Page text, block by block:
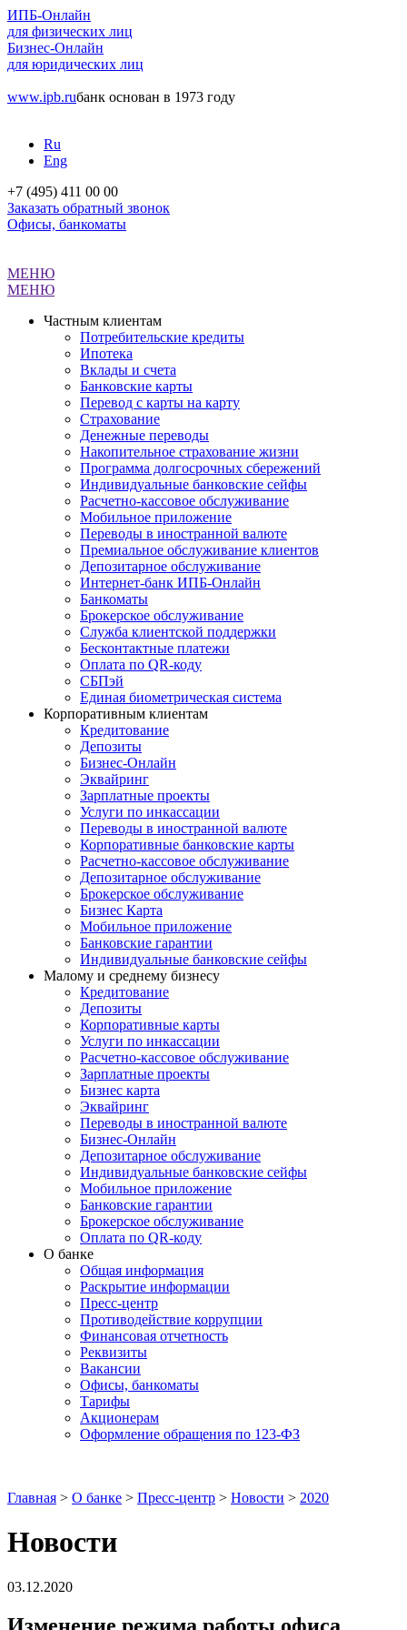
ИПБ-Онлайн
для физических лиц
Бизнес-Онлайн
для юридических лиц
www.ipb.ruбанк основан в 1973 году
Ru
Eng
+7 (495) 411 00 00
Заказать обратный звонок
Офисы, банкоматы
МЕНЮ
МЕНЮ
Частным клиентам
Потребительские кредиты
Ипотека
Вклады и счета
Банковские карты
Перевод с карты на карту
Страхование
Денежные переводы
Накопительное страхование жизни
Программа долгосрочных сбережений
Индивидуальные банковские сейфы
Расчетно-кассовое обслуживание
Мобильное приложение
Переводы в иностранной валюте
Премиальное обслуживание клиентов
Депозитарное обслуживание
Интернет-банк ИПБ-Онлайн
Банкоматы
Брокерское обслуживание
Служба клиентской поддержки
Бесконтактные платежи
Оплата по QR-коду
СБПэй
Единая биометрическая система
Корпоративным клиентам
Кредитование
Депозиты
Бизнес-Онлайн
Эквайринг
Зарплатные проекты
Услуги по инкассации
Переводы в иностранной валюте
Корпоративные банковские карты
Расчетно-кассовое обслуживание
Депозитарное обслуживание
Брокерское обслуживание
Бизнес Карта
Мобильное приложение
Банковские гарантии
Индивидуальные банковские сейфы
Малому и среднему бизнесу
Кредитование
Депозиты
Корпоративные карты
Услуги по инкассации
Расчетно-кассовое обслуживание
Зарплатные проекты
Бизнес карта
Эквайринг
Переводы в иностранной валюте
Бизнес-Онлайн
Депозитарное обслуживание
Индивидуальные банковские сейфы
Мобильное приложение
Банковские гарантии
Брокерское обслуживание
Оплата по QR-коду
О банке
Общая информация
Раскрытие информации
Пресс-центр
Противодействие коррупции
Финансовая отчетность
Реквизиты
Вакансии
Офисы, банкоматы
Тарифы
Акционерам
Оформление обращения по 123-ФЗ
Главная > О банке > Пресс-центр > Новости > 2020
Новости
03.12.2020
Изменение режима работы офиса